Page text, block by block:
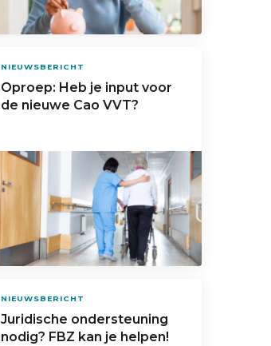
NIEUWSBERICHT
Oproep: Heb je input voor
de nieuwe Cao VVT?
NIEUWSBERICHT
Juridische ondersteuning
nodig? FBZ kan je helpen!